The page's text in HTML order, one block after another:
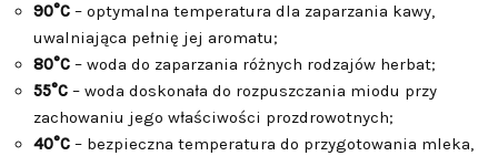
90°C – optymalna temperatura dla zaparzania kawy,
uwalniająca pełnię jej aromatu;
80°C – woda do zaparzania różnych rodzajów herbat;
55°C – woda doskonała do rozpuszczania miodu przy
zachowaniu jego właściwości prozdrowotnych;
40°C – bezpieczna temperatura do przygotowania mleka,